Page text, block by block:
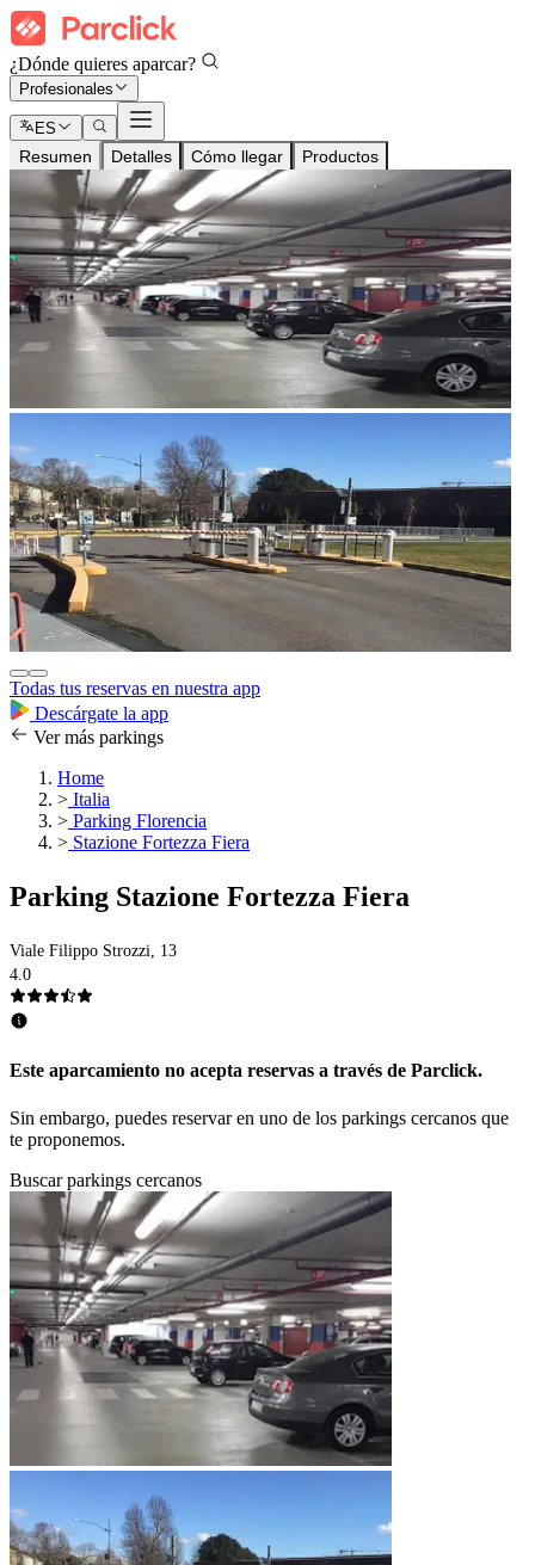
¿Dónde quieres aparcar?
Profesionales
ES
Resumen Detalles Cómo llegar Productos
Todas tus reservas en nuestra app
Descárgate la app
Ver más parkings
Home
> Italia
> Parking Florencia
> Stazione Fortezza Fiera
Parking Stazione Fortezza Fiera
Viale Filippo Strozzi, 13
4.0
Este aparcamiento no acepta reservas a través de Parclick.
Sin embargo, puedes reservar en uno de los parkings cercanos que
te proponemos.
Buscar parkings cercanos